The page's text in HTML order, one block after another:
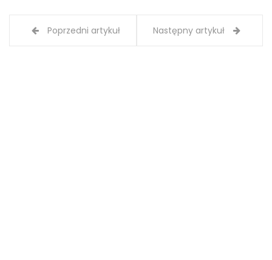
Poprzedni artykuł Następny artykuł